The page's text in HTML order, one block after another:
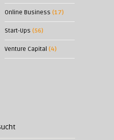
Online Business (17)
Start-Ups (56)
Venture Capital (4)